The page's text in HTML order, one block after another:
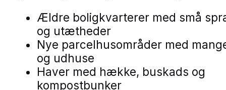
Ældre boligkvarterer med små
og utætheder
Nye parcelhusområder med
og udhuse
Haver med hække, buskads og
kompostbunker